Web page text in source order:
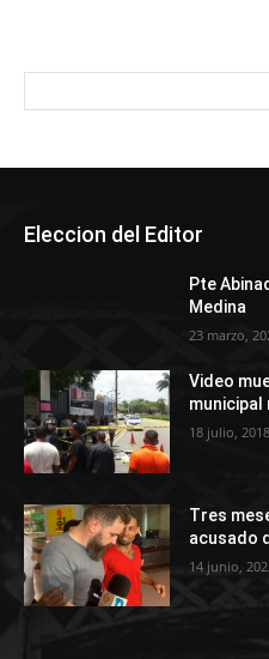
Eleccion del Editor
Pte
Medina
23 marzo,
Video
municipal
18 julio, 2018
Tres
acusado
14 junio,